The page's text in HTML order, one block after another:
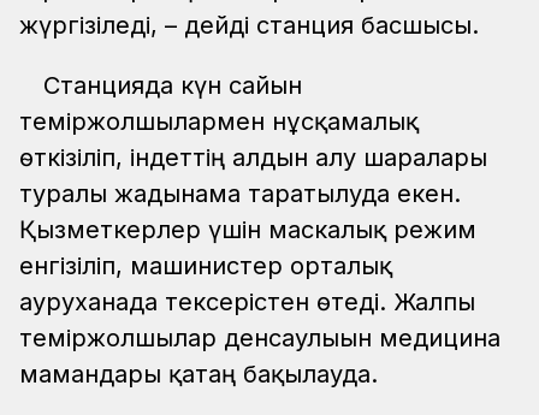
жүргізіледі, – дейді станция басшысы.
Станцияда күн сайын
теміржолшылармен нұсқамалық
өткізіліп, індеттің алдын алу шаралары
туралы жадынама таратылуда екен.
Қызметкерлер үшін маскалық режим
енгізіліп, машинистер орталық
ауруханада тексерістен өтеді. Жалпы
теміржолшылар денсаулығын медицина
мамандары қатаң бақылауда.